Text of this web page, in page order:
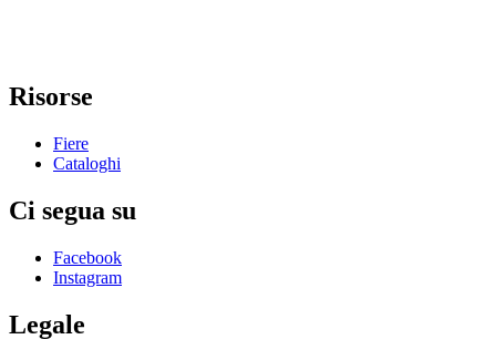
Risorse
Fiere
Cataloghi
Ci segua su
Facebook
Instagram
Legale